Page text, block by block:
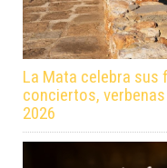
La Mata celebra sus
conciertos,
2026